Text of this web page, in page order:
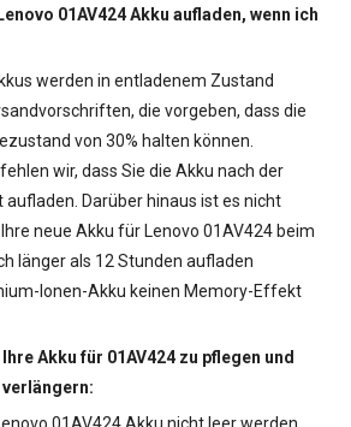
Lenovo 01AV424 Akku aufladen, wenn ich
werden in entladenem Zustand
die vorgeben, dass die
von 30% halten können.
wir, dass Sie die Akku nach der
aufladen. Darüber hinaus ist es nicht
neue Akku für Lenovo 01AV424 beim
länger als 12 Stunden aufladen
Ionen-Akku keinen Memory-Effekt
IhreAkku für 01AV424 zu pflegen und